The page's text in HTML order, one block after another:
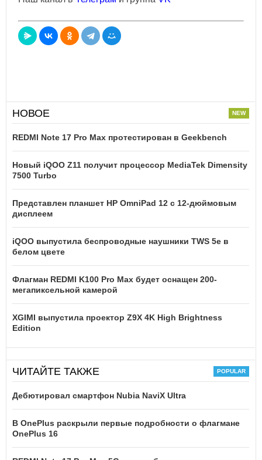
НОВОЕ
REDMI Note 17 Pro Max протестирован в Geekbench
Новый iQOO Z11 получит процессор MediaTek Dimensity
7500 Turbo
Представлен планшет HP OmniPad 12 с 12-дюймовым
дисплеем
iQOO выпустила беспроводные наушники TWS 5e в
белом цвете
Флагман REDMI K100 Pro Max будет оснащен 200-
мегапиксельной камерой
XGIMI выпустила проектор Z9X 4K High Brightness
Edition
ЧИТАЙТЕ ТАКЖЕ
Дебютировал смартфон Nubia NaviX Ultra
В OnePlus раскрыли первые подробности о флагмане
OnePlus 16